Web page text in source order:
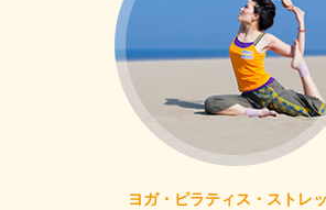
ヨガ・ピラティス・ストレ